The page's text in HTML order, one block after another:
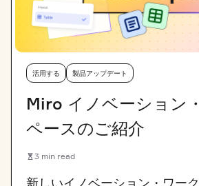
活用する 製品アップデート
Miro イノベーション
ペースのご紹介
3 min read